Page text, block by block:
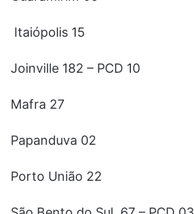
Itaiópolis 15
Joinville 182 – PCD 10
Mafra 27
Papanduva 02
Porto União 22